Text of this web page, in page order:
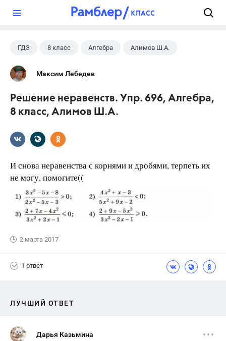
ГДЗ 8 класс Алгебра Алимов Ш.А.
Максим Лебедев
Решение неравенств. Упр. 696, Алгебра,
8 класс, Алимов Ш.А.
И снова неравенства с корнями и дробями, терпеть их
не могу, помогите((
2 марта 2017
1 ответ
ЛУЧШИЙ ОТВЕТ
Дарья Казьмина